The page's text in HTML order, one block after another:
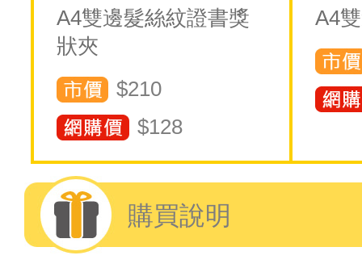
A4雙邊髮絲紋證書獎
狀夾
$210
$128
A4
購買說明